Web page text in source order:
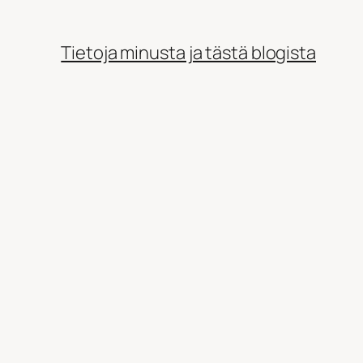
Tietoja minusta ja tästä blogista